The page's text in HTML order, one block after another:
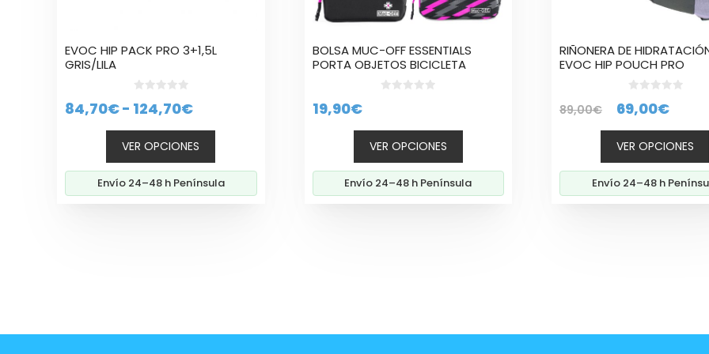
EVOC HIP PACK PRO 3+1,5L
GRIS/LILA
d
84,70€- 124,70€Rango
de
precios:
desde
84,70€
VER OPCIONES
página
de
Envío 24–48 h Península
BOLSA MUC-OFF ESSENTIALS
PORTA OBJETOS BICICLETA
19,90€
VER OPCIONES
en
página
de
Envío 24–48 h Península
RIÑONERA DE
EVOC HIP POUCH PRO
d
89,00€
El
precio
original
era:
89,00€.
69,00€El
precio
es:
VER OPCIONES
página
de
Envío 24–48 h